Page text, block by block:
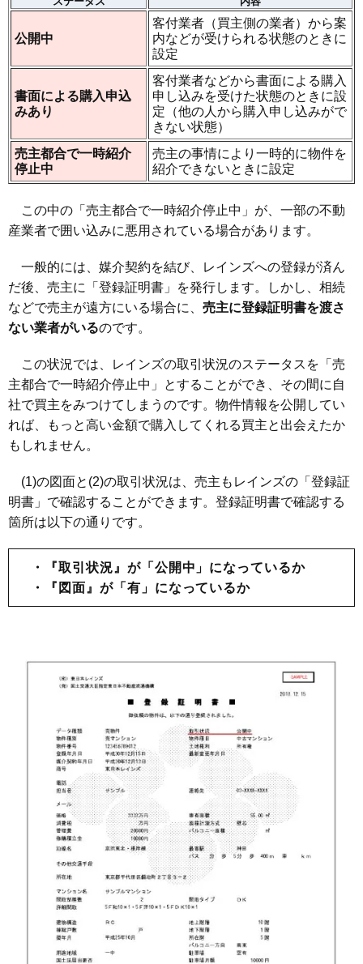
公開中
客付業者（買主側の業者）から案
内などが受けられる状態のときに
設定
書面による購入申込
みあり
客付業者などから書面による購入
申し込みを受けた状態のときに設
定（他の人から購入申し込みがで
きない状態）
売主都合で一時紹介
停止中
売主の事情により一時的に物件を
紹介できないときに設定
この中の「売主都合で一時紹介停止中」が、一部の不動
産業者で囲い込みに悪用されている場合があります。
一般的には、媒介契約を結び、レインズへの登録が済ん
だ後、売主に「登録証明書」を発行します。しかし、相続
などで売主が遠方にいる場合に、 売主に登録証明書を渡さ
ない業者がいるのです。
この状況では、レインズの取引状況のステータスを「売
主都合で一時紹介停止中」とすることができ、その間に自
社で買主をみつけてしまうのです。物件情報を公開してい
れば、もっと高い金額で購入してくれる買主と出会えたか
もしれません。
(1)の図面と(2)の取引状況は、売主もレインズの「登録証
明書」で確認することができます。登録証明書で確認する
箇所は以下の通りです。
・『取引状況』が「公開中」になっているか
・『図面』が「有」になっているか